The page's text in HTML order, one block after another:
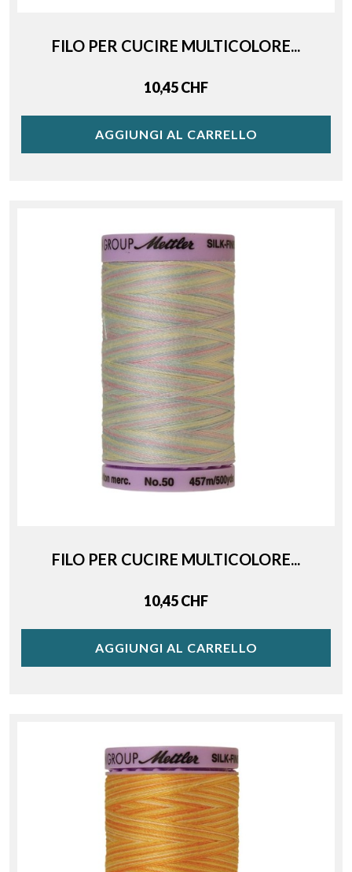
FILO PER CUCIRE MULTICOLORE...
Price
10,45 CHF
AGGIUNGI AL CARRELLO
FILO PER CUCIRE MULTICOLORE...
Price
10,45 CHF
AGGIUNGI AL CARRELLO